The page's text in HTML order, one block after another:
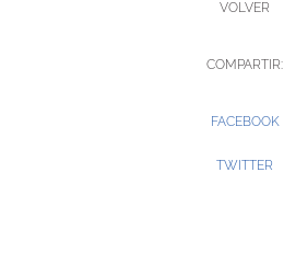
VOLVER
COMPARTIR:
FACEBOOK
TWITTER